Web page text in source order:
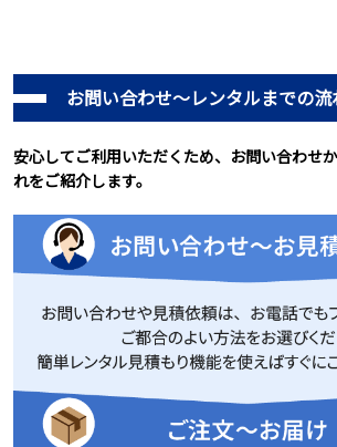
お問い合わせ～レンタルまでの
安心してご利用いただくため、お問い合わせ
れをご紹介します。